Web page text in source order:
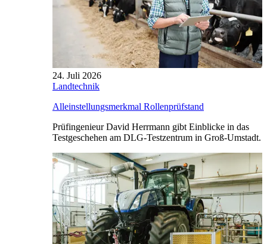
24. Juli 2026
Landtechnik
Alleinstellungsmerkmal Rollenprüfstand
Prüfingenieur David Herrmann gibt Einblicke in das
Testgeschehen am DLG-Testzentrum in Groß-Umstadt.